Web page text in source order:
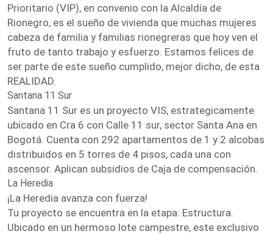
Prioritario (VIP), en convenio con la Alcaldía de
Rionegro, es el sueño de vivienda que muchas mujeres
cabeza de familia y familias rionegreras que hoy ven el
fruto de tanto trabajo y esfuerzo. Estamos felices de
ser parte de este sueño cumplido, mejor dicho, de esta
REALIDAD.
Santana 11 Sur
Santana 11 Sur es un proyecto VIS, estrategicamente
ubicado en Cra 6 con Calle 11 sur, sector Santa Ana en
Bogotá. Cuenta con 292 apartamentos de 1 y 2 alcobas
distribuidos en 5 torres de 4 pisos, cada una con
ascensor. Aplican subsidios de Caja de compensación.
La Heredia
¡La Heredia avanza con fuerza!
Tu proyecto se encuentra en la etapa: Estructura.
Ubicado en un hermoso lote campestre, este exclusivo